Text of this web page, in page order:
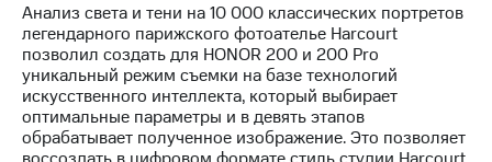
Еврооблигации-2023
Уведомление
о
погашении
именных
облигаций
Другое
Анализ света и тени на 10 000 классических портретов
легендарного парижского фотоателье Harcourt
позволил создать для HONOR 200 и 200 Pro
уникальный режим съемки на базе технологий
искусственного интеллекта, который выбирает
оптимальные параметры и в девять этапов
обрабатывает полученное изображение. Это позволяет